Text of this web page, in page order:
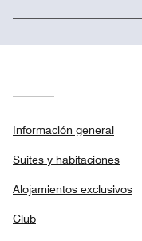
Información general
Suites y habitaciones
Alojamientos exclusivos
Club